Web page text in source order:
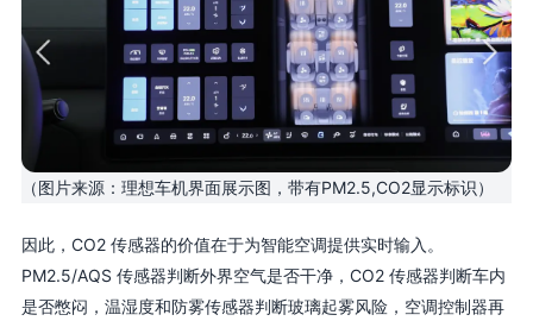
（图片来源：理想车机界面展示图，带有PM2.5,CO2显示标识）
因此，CO2 传感器的价值在于为智能空调提供实时输入。
PM2.5/AQS 传感器判断外界空气是否干净，CO2 传感器判断车内
是否憋闷，温湿度和防雾传感器判断玻璃起雾风险，空调控制器再